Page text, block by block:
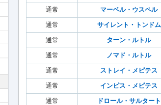
通常 マーベル・ウスペル
通常 サイレント・トンドム
通常 ターン・ルトル
通常 ノマド・ルトル
通常 ストレイ・メピテス
通常 インピス・メピテス
通常 ドロール・サルタート